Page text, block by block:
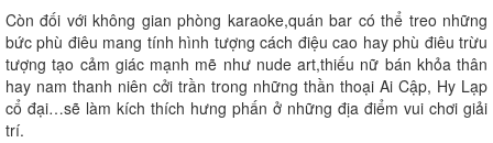
Còn đối với không gian phòng karaoke,quán bar có thể treo những
bức phù điêu mang tính hình tượng cách điệu cao hay phù điêu trừu
tượng tạo cảm giác mạnh mẽ như nude art,thiếu nữ bán khỏa thân
hay nam thanh niên cởi trần trong những thần thoại Ai Cập, Hy Lạp
cổ đại…sẽ làm kích thích hưng phấn ở những địa điểm vui chơi giải
trí.